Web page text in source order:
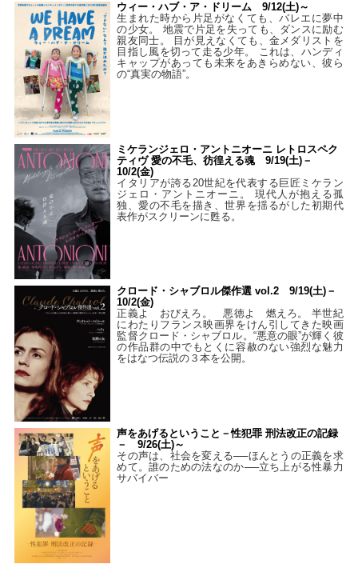
ウィー・ハブ・ア・ドリーム 9/12(土)～
生まれた時から片足がなくても、バレエに夢中
の少女。 地震で片足を失っても、ダンスに励む
親友同士。 目が見えなくても、金メダリストを
目指し風を切って走る少年。 これは、ハンディ
キャップがあっても未来をあきらめない、彼ら
の“真実の物語”。
ミケランジェロ・アントニオーニ レトロスペク
ティヴ 愛の不毛、彷徨える魂 9/19(土)－
10/2(金)
イタリアが誇る20世紀を代表する巨匠ミケラン
ジェロ・アントニオーニ。 現代人が抱える孤
独、愛の不毛を描き、世界を揺るがした初期代
表作がスクリーンに甦る。
クロード・シャブロル傑作選 vol.2 9/19(土)－
10/2(金)
正義よ おびえろ。 悪徳よ 燃えろ。 半世紀
にわたりフランス映画界をけん引してきた映画
監督クロード・シャブロル。“悪意の眼”が輝く彼
の作品群の中でもとくに容赦のない強烈な魅力
をはなつ伝説の３本を公開。
声をあげるということ－性犯罪 刑法改正の記録
－ 9/26(土)～
その声は、社会を変える──ほんとうの正義を求
めて。誰のための法なのか──立ち上がる性暴力
サバイバー